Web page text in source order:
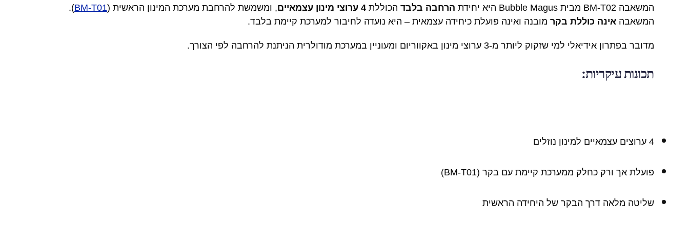
המשאבה BM-T02 מבית Bubble Magus היא יחידת הרחבה בלבד הכוללת4 ערוצי מינון עצמאיים , ומשמשת להרחבת מערכת המינון הראשית (BM-T01
).
המשאבהאינה כוללת בקר מובנה ואינה פועלת כיחידה עצמאית – היא נועדה לחיבור למערכת קיימת בלבד.
מדובר בפתרון אידיאלי למי שזקוק ליותר מ-3 ערוצי מינון באקווריום ומעוניין במערכת מודולרית הניתנת להרחבה לפי הצורך.
תכונות עיקריות:
4 ערוצים עצמאיים למינון נוזלים
פועלת אך ורק כחלק ממערכת קיימת עם בקר (BM-T01)
שליטה מלאה דרך הבקר של היחידה הראשית